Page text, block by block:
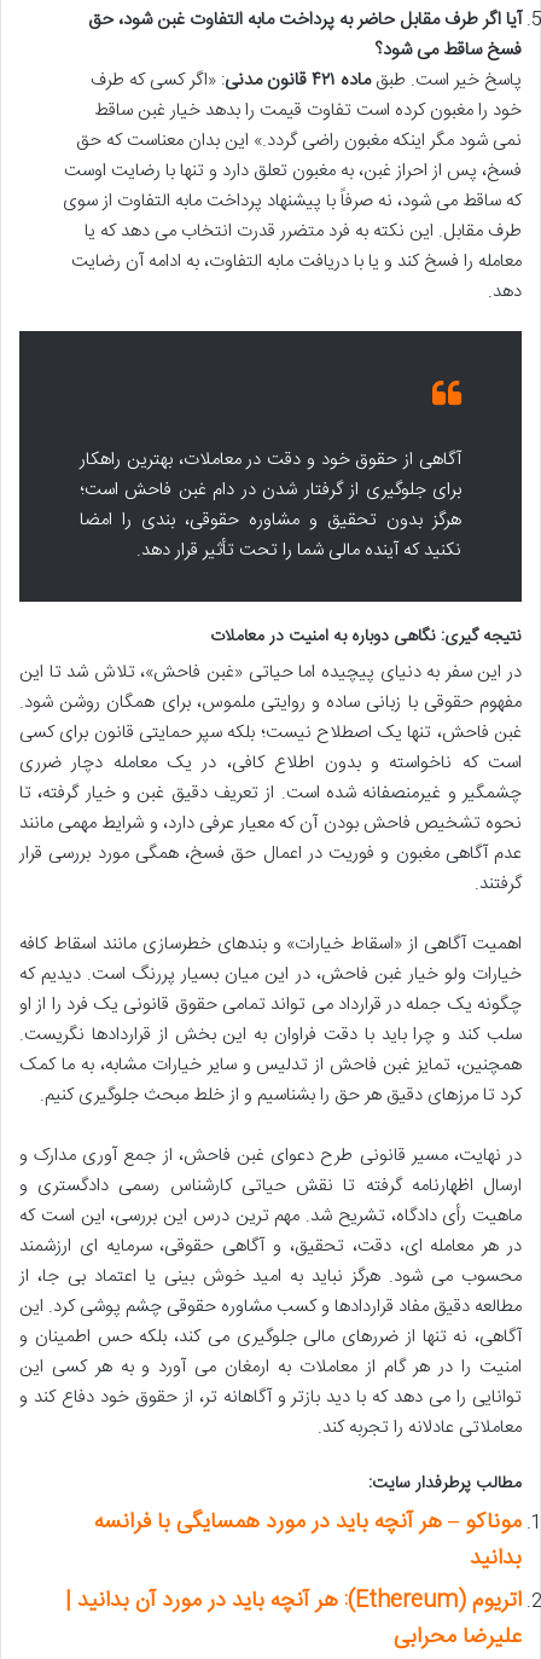
آیا اگر طرف مقابل حاضر به پرداخت مابه التفاوت غبن شود، حق
فسخ ساقط می شود؟
پاسخ خیر است. طبقماده ۴۲۱ قانون مدنی
: «اگر کسی که طرف
خود را مغبون کرده است تفاوت قیمت را بدهد خیار غبن ساقط
نمی شود مگر اینکه مغبون راضی گردد.» این بدان معناست که حق
فسخ، پس از احراز غبن، به مغبون تعلق دارد و تنها با رضایت اوست
که ساقط می شود، نه صرفاً با پیشنهاد پرداخت مابه التفاوت از سوی
طرف مقابل. این نکته به فرد متضرر قدرت انتخاب می دهد که یا
معامله را فسخ کند و یا با دریافت مابه التفاوت، به ادامه آن رضایت
دهد.
آگاهی از حقوق خود و دقت در معاملات، بهترین راهکار
برای جلوگیری از گرفتار شدن در دام غبن فاحش است؛
هرگز بدون تحقیق و مشاوره حقوقی، بندی را امضا
نکنید که آینده مالی شما را تحت تأثیر قرار دهد.
نتیجه گیری: نگاهی دوباره به امنیت در معاملات
در این سفر به دنیای پیچیده اما حیاتی «غبن فاحش»، تلاش شد تا این
مفهوم حقوقی با زبانی ساده و روایتی ملموس، برای همگان روشن شود.
غبن فاحش، تنها یک اصطلاح نیست؛ بلکه سپر حمایتی قانون برای کسی
است که ناخواسته و بدون اطلاع کافی، در یک معامله دچار ضرری
چشمگیر و غیرمنصفانه شده است. از تعریف دقیق غبن و خیار گرفته، تا
نحوه تشخیص فاحش بودن آن که معیار عرفی دارد، و شرایط مهمی مانند
عدم آگاهی مغبون و فوریت در اعمال حق فسخ، همگی مورد بررسی قرار
گرفتند.
اهمیت آگاهی از «اسقاط خیارات» و بندهای خطرسازی مانند اسقاط کافه
خیارات ولو خیار غبن فاحش، در این میان بسیار پررنگ است. دیدیم که
چگونه یک جمله در قرارداد می تواند تمامی حقوق قانونی یک فرد را از او
سلب کند و چرا باید با دقت فراوان به این بخش از قراردادها نگریست.
همچنین، تمایز غبن فاحش از تدلیس و سایر خیارات مشابه، به ما کمک
کرد تا مرزهای دقیق هر حق را بشناسیم و از خلط مبحث جلوگیری کنیم.
در نهایت، مسیر قانونی طرح دعوای غبن فاحش، از جمع آوری مدارک و
ارسال اظهارنامه گرفته تا نقش حیاتی کارشناس رسمی دادگستری و
ماهیت رأی دادگاه، تشریح شد. مهم ترین درس این بررسی، این است که
در هر معامله ای، دقت، تحقیق، و آگاهی حقوقی، سرمایه ای ارزشمند
محسوب می شود. هرگز نباید به امید خوش بینی یا اعتماد بی جا، از
مطالعه دقیق مفاد قراردادها و کسب مشاوره حقوقی چشم پوشی کرد. این
آگاهی، نه تنها از ضررهای مالی جلوگیری می کند، بلکه حس اطمینان و
امنیت را در هر گام از معاملات به ارمغان می آورد و به هر کسی این
توانایی را می دهد که با دید بازتر و آگاهانه تر، از حقوق خود دفاع کند و
معاملاتی عادلانه را تجربه کند.
مطالب پرطرفدار سایت:
موناکو – هر آنچه باید در مورد همسایگی با فرانسه
بدانید
اتریوم (Ethereum): هر آنچه باید در مورد آن بدانید |
علیرضا محرابی